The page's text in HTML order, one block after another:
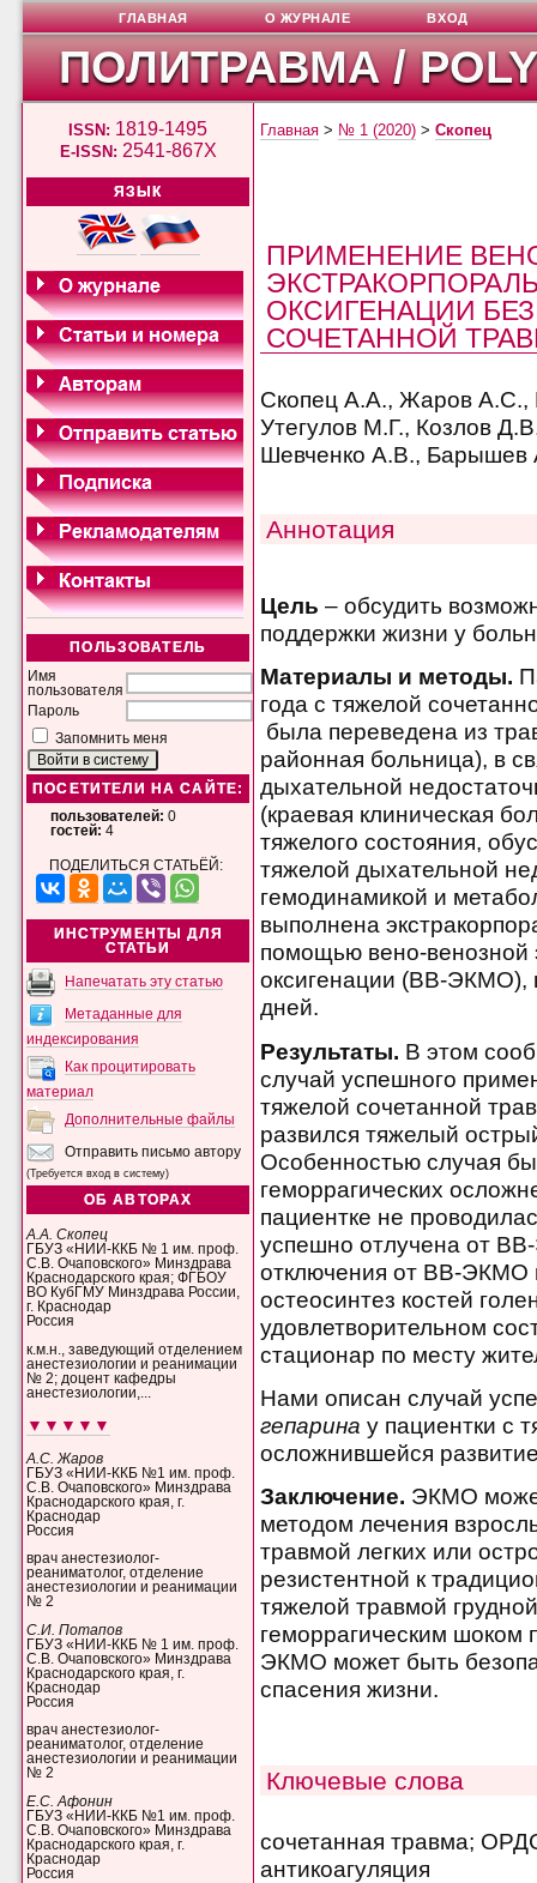
ПОЛИТРАВМА /
ISSN: 1819-1495
E-ISSN: 2541-867X
ЯЗЫК
ПОЛЬЗОВАТЕЛЬ
Имя
пользователя
Пароль
Запомнить меня
ПОСЕТИТЕЛИ НА САЙТЕ:
пользователей: 0
гостей: 4
ПОДЕЛИТЬСЯ СТАТЬЁЙ:
ИНСТРУМЕНТЫ ДЛЯ
СТАТЬИ
Напечатать эту статью
Метаданные для
индексирования
Как процитировать
материал
Дополнительные файлы
Отправить письмо автору
(Требуется вход в систему)
ОБ АВТОРАХ
А.А. Скопец
ГБУЗ «НИИ-ККБ № 1 им. проф.
С.В. Очаповского» Минздрава
Краснодарского края; ФГБОУ
ВО КубГМУ Минздрава России,
г. Краснодар
Россия
к.м.н., заведующий отделением
анестезиологии и реанимации
№ 2; доцент кафедры
анестезиологии,...
▼▼▼▼▼
А.С. Жаров
ГБУЗ «НИИ-ККБ №1 им. проф.
С.В. Очаповского» Минздрава
Краснодарского края, г.
Краснодар
Россия
врач анестезиолог-
реаниматолог, отделение
анестезиологии и реанимации
№ 2
С.И. Потапов
ГБУЗ «НИИ-ККБ № 1 им. проф.
С.В. Очаповского» Минздрава
Краснодарского края, г.
Краснодар
Россия
врач анестезиолог-
реаниматолог, отделение
анестезиологии и реанимации
№ 2
Е.С. Афонин
ГБУЗ «НИИ-ККБ №1 им. проф.
С.В. Очаповского» Минздрава
Краснодарского края, г.
Краснодар
Россия
ГЛАВНАЯ О ЖУРНАЛЕ ВХОД
Главная > № 1 (2020) >Скопец
ПРИМЕНЕНИЕ
ОКСИГЕНАЦИИ
СОЧЕТАННОЙ
Скопец А.А., Жаров
Утегулов М.Г., Козлов
Шевченко А.В., Барышев
Аннотация
Цель – обсудить
поддержки жизни у
Материалы и методы.
года с тяжелой
была переведена из
районная больница), в
дыхательной
(краевая клиническая
тяжелого состояния,
тяжелой дыхательной
гемодинамикой и
выполнена
помощью вено-венозной
оксигенации (ВВ-ЭКМО),
дней.
Результаты. В этом
случай успешного
тяжелой сочетанной
развился тяжелый
Особенностью случая
геморрагических
пациентке не
успешно отлучена от
отключения от ВВ-ЭКМО
остеосинтез костей
удовлетворительном
стационар по месту
Нами описан случай
гепарина у пациентки с
осложнившейся
Заключение. ЭКМО
методом лечения
травмой легких или
резистентной к
тяжелой травмой
геморрагическим
ЭКМО может быть
спасения жизни.
Ключевые слова
сочетанная травма;
антикоагуляция